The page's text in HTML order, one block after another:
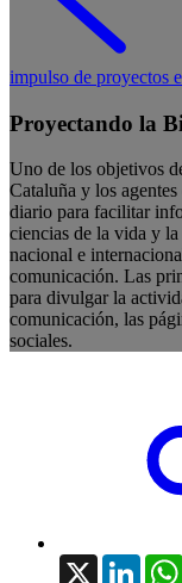
impulso de proyectos
Proyectando la
Uno de los objetivos
Cataluña y los
diario para facilitar
ciencias de la vida y
nacional e
comunicación. Las
para divulgar la
comunicación, las
sociales.
X